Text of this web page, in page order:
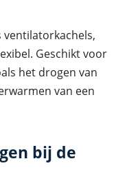
ventilatorkachels,
Geschikt voor
het drogen van
van een
bij de